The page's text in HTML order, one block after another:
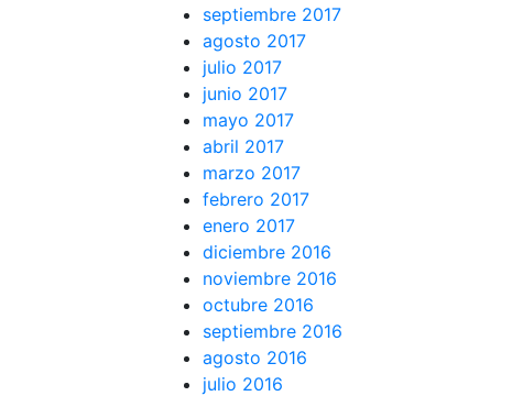
septiembre 2017
agosto 2017
julio 2017
junio 2017
mayo 2017
abril 2017
marzo 2017
febrero 2017
enero 2017
diciembre 2016
noviembre 2016
octubre 2016
septiembre 2016
agosto 2016
julio 2016